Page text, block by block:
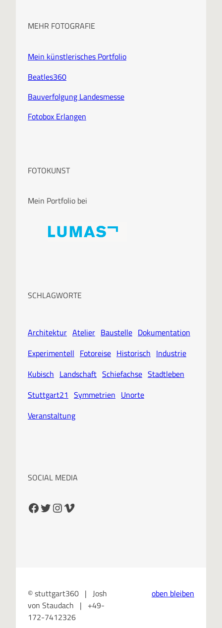
MEHR FOTOGRAFIE
Mein künstlerisches Portfolio
Beatles360
Bauverfolgung Landesmesse
Fotobox Erlangen
FOTOKUNST
Mein Portfolio bei
SCHLAGWORTE
Architektur Atelier Baustelle Dokumentation
Experimentell Fotoreise Historisch Industrie
Kubisch Landschaft Schiefachse Stadtleben
Stuttgart21 Symmetrien Unorte
Veranstaltung
SOCIAL MEDIA
Facebook Twitter InstagramVimeo
© stuttgart360 | Josh
von Staudach | +49-
172-7412326
oben bleiben